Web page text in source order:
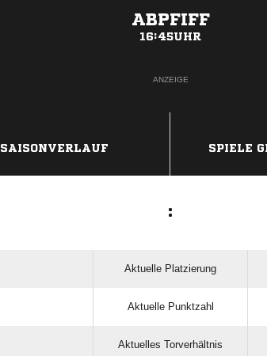
ABPFIFF
16:45UHR
ANZEIGE
SAISONVERLAUF SPIELE
:
Aktuelle Platzierung
Aktuelle Punktzahl
Aktuelles Torverhältnis